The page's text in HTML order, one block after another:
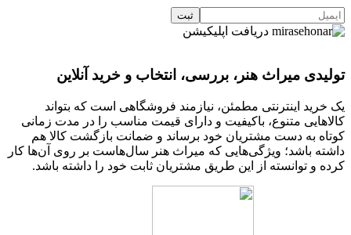
دریافت اپلیکیشن
تولیدی میراث هنر، بررسی، انتخاب و خرید آنلاین
یک خرید اینترنتی مطمئن، نیازمند فروشگاهی است که بتواند
کالاهایی متنوع، باکیفیت و دارای قیمت مناسب را در مدت زمانی
کوتاه به دست مشتریان خود برساند و ضمانت بازگشت کالا هم
داشته باشد؛ ویژگی‌هایی که میراث هنر سال‌هاست بر روی آن‌ها کار
کرده و توانسته از این طریق مشتریان ثابت خود را داشته باشد.